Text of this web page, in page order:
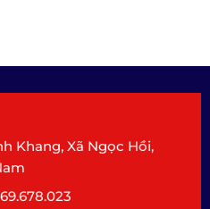
Khang, Xã Ngọc Hồi,